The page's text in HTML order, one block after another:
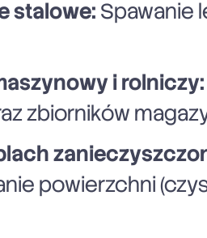
stalowe: Spawanie
i rolniczy:
zbiorników
powierzchni